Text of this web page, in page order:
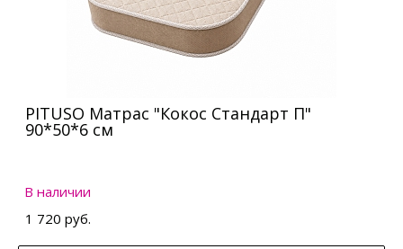
PITUSO Матрас "Кокос Стандарт П"
90*50*6 см
В наличии
1 720 руб.